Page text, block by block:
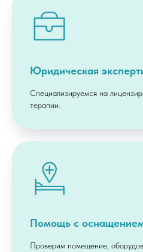
Юридическая
Специализируемся на
терапии.
Помощь с
Проверим помещение,